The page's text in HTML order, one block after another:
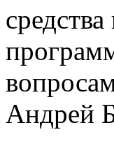
Андрей